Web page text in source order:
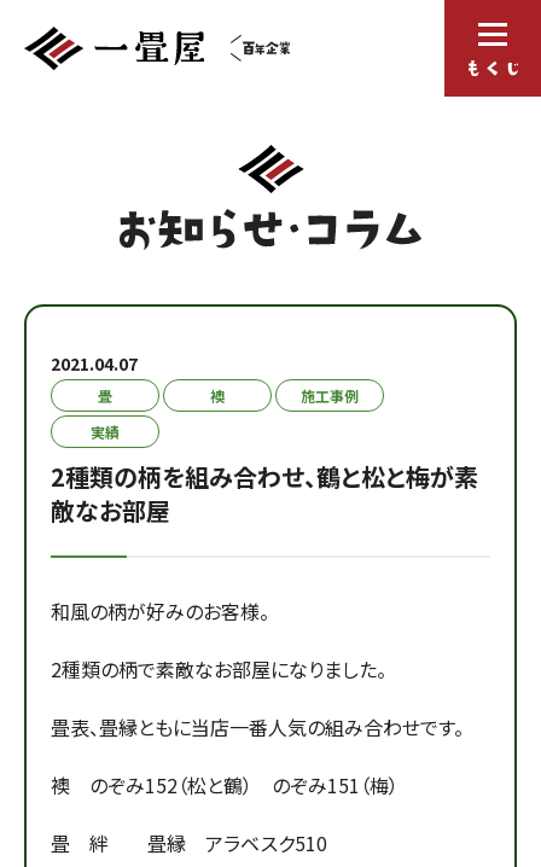
2021.04.07
畳 襖
施工事例
実績
2種類の柄を組み合わせ、鶴と松と梅が素
敵なお部屋
和風の柄が好みのお客様。
2種類の柄で素敵なお部屋になりました。
畳表、畳縁ともに当店一番人気の組み合わせです。
襖 のぞみ152（松と鶴） のぞみ151（梅）
畳 絆 畳縁 アラベスク510